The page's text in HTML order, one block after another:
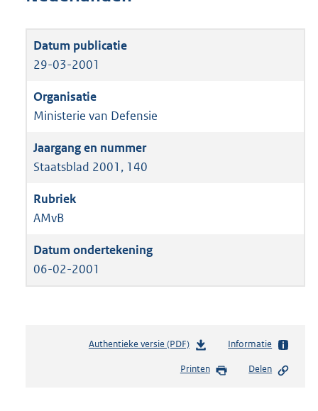
29-03-2001
Ministerie van Defensie
Staatsblad 2001, 140
AMvB
06-02-2001
Authentieke versie (PDF)b
s
Informatie
Printen Delen